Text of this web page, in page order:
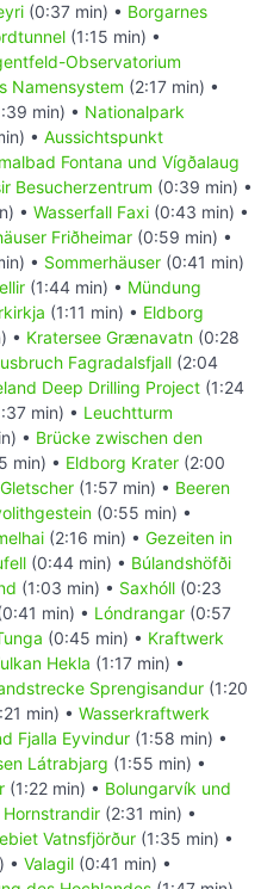
(0:37 min) • Borgarnes
(1:15 min) •
Observatorium
Namensystem (2:17 min) •
min) • Nationalpark
• Aussichtspunkt
Fontana und Vígðalaug
Besucherzentrum (0:39 min) •
• Wasserfall Faxi (0:43 min) •
Friðheimar (0:59 min) •
• Sommerhäuser (0:41 min)
(1:44 min) • Mündung
(1:11 min) • Eldborg
• Kratersee Grænavatn (0:28
Fagradalsfjall (2:04
Deep Drilling Project (1:24
min) • Leuchtturm
• Brücke zwischen den
min) • Eldborg Krater (2:00
(1:57 min) • Beeren
(0:55 min) •
(2:16 min) • Gezeiten in
(0:44 min) • Búlandshöfði
(1:03 min) • Saxhóll (0:23
min) • Lóndrangar (0:57
(0:45 min) • Kraftwerk
Hekla (1:17 min) •
Sprengisandur (1:20
min) • Wasserkraftwerk
Fjalla Eyvindur (1:58 min) •
Látrabjarg (1:55 min) •
(1:22 min) • Bolungarvík und
(2:31 min) •
Vatnsfjörður (1:35 min) •
• Valagil (0:41 min) •